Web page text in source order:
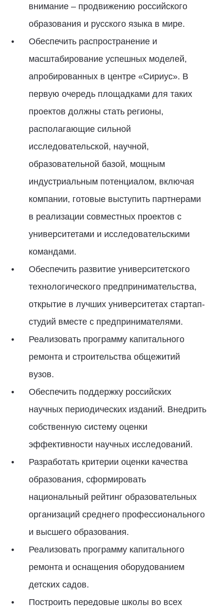
внимание – продвижению российского
образования и русского языка в мире.
Обеспечить распространение и
масштабирование успешных моделей,
апробированных в центре «Сириус». В
первую очередь площадками для таких
проектов должны стать регионы,
располагающие сильной
исследовательской, научной,
образовательной базой, мощным
индустриальным потенциалом, включая
компании, готовые выступить партнерами
в реализации совместных проектов с
университетами и исследовательскими
командами.
Обеспечить развитие университетского
технологического предпринимательства,
открытие в лучших университетах стартап-
студий вместе с предпринимателями.
Реализовать программу капитального
ремонта и строительства общежитий
вузов.
Обеспечить поддержку российских
научных периодических изданий. Внедрить
собственную систему оценки
эффективности научных исследований.
Разработать критерии оценки качества
образования, сформировать
национальный рейтинг образовательных
организаций среднего профессионального
и высшего образования.
Реализовать программу капитального
ремонта и оснащения оборудованием
детских садов.
Построить передовые школы во всех